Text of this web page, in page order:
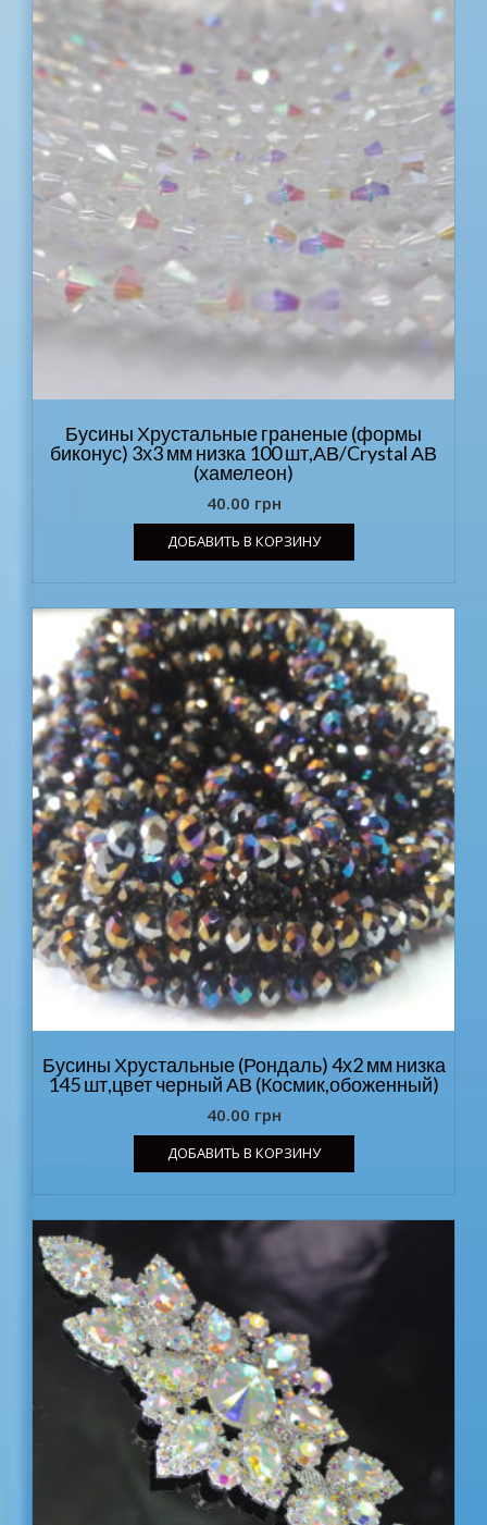
Бусины Хрустальные граненые (формы
биконус) 3х3 мм низка 100 шт,АВ/Crystal АВ
(хамелеон)
40.00 грн
ДОБАВИТЬ В КОРЗИНУ
Бусины Хрустальные (Рондаль) 4х2 мм низка
145 шт,цвет черный АВ (Космик,обоженный)
40.00 грн
ДОБАВИТЬ В КОРЗИНУ